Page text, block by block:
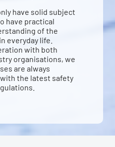
have solid subject
have practical
of the
everyday life.
with both
organisations, we
are always
the latest safety